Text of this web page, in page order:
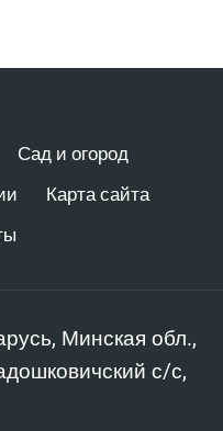
Сад и огород
Карта сайта
Минская обл.,
с/с,